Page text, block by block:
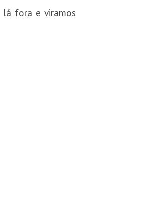
lá fora e viramos